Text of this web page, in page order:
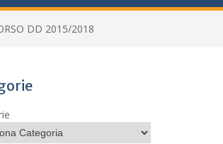
DD 2015/2018